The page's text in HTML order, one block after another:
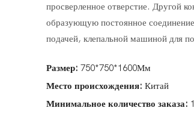
просверленное отверстие. Другой
образующую постоянное
подачей, клепальной машиной для
Размер: 750*750*1600Мм
Место происхождения: Китай
Минимальное количество заказа: